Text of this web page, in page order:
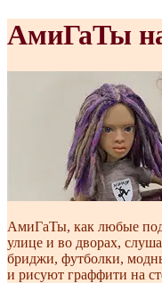
АмиГаТы
АмиГаТы, как любые
улице и во дворах,
бриджи, футболки,
и рисуют граффити на